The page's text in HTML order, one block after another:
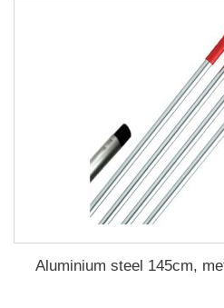
Aluminium steel 145cm,